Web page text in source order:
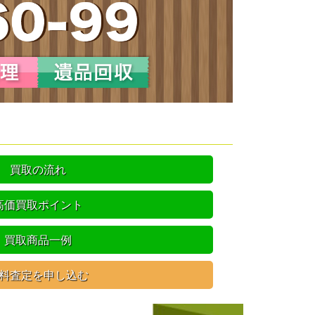
買取の流れ
価買取ポイント
買取商品一例
査定を申し込む